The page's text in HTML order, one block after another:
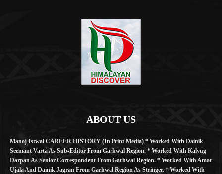
ABOUT US
Manoj Istwal CAREER HISTORY (in Print Media) * Worked With Dainik
Seemant Varta As Sub-Editor From Garhwal Region. * Worked With Kalyug
Darpan As Senior Correspondent From Garhwal Region. * Worked With Amar
Ujala And Dainik Jagran From Garhwal Region As Stringer. * Worked With